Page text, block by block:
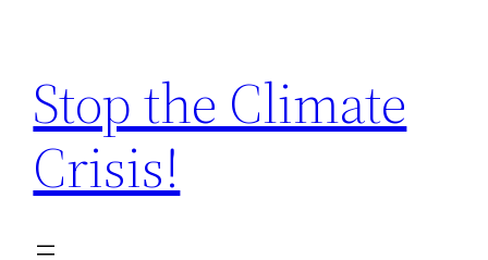
springen
Stop the Climate
Crisis!